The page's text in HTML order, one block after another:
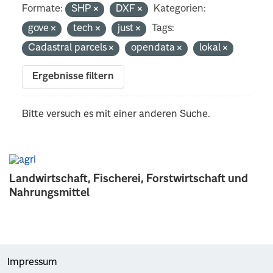
Landwirtschaft, Fischerei, Forstwirtschaft und
Nahrungsmittel
Formate: SHP DXF
Kategorien:
gove
tech just
Tags:
Cadastral parcels
opendata lokal
Ergebnisse filtern
Bitte versuch es mit einer anderen Suche.
Impressum